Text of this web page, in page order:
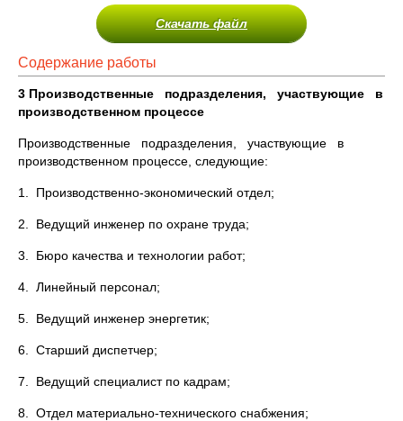
Скачать файл
Содержание работы
3 Производственные подразделения, участвующие в
производственном процессе
Производственные подразделения, участвующие в
производственном процессе, следующие:
1. Производственно-экономический отдел;
2. Ведущий инженер по охране труда;
3. Бюро качества и технологии работ;
4. Линейный персонал;
5. Ведущий инженер энергетик;
6. Старший диспетчер;
7. Ведущий специалист по кадрам;
8. Отдел материально-технического снабжения;